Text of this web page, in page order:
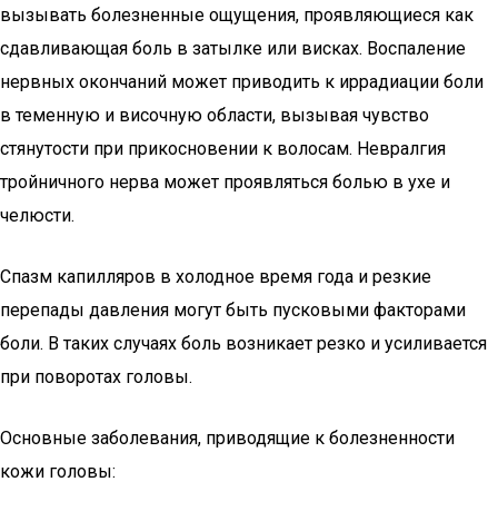
вызывать болезненные ощущения, проявляющиеся как
сдавливающая боль в затылке или висках. Воспаление
нервных окончаний может приводить к иррадиации боли
в теменную и височную области, вызывая чувство
стянутости при прикосновении к волосам. Невралгия
тройничного нерва может проявляться болью в ухе и
челюсти.
Спазм капилляров в холодное время года и резкие
перепады давления могут быть пусковыми факторами
боли. В таких случаях боль возникает резко и усиливается
при поворотах головы.
Основные заболевания, приводящие к болезненности
кожи головы: